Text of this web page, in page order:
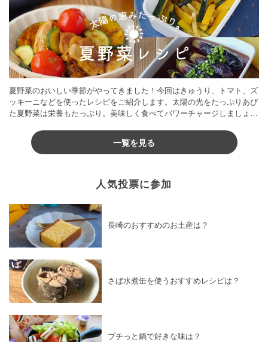
夏野菜のおいしい季節がやってきました！今回はきゅうり、トマト、ズ
ッキーニなどを使ったレシピをご紹介します。太陽の光をたっぷりあび
た夏野菜は栄養もたっぷり。美味しく食べてパワーチャージしましょう
一覧を見る
人気投票に参加
長崎のおすすめのお土産は？
さば水煮缶を使うおすすめレシピは？
プチっと鍋で好きな味は？